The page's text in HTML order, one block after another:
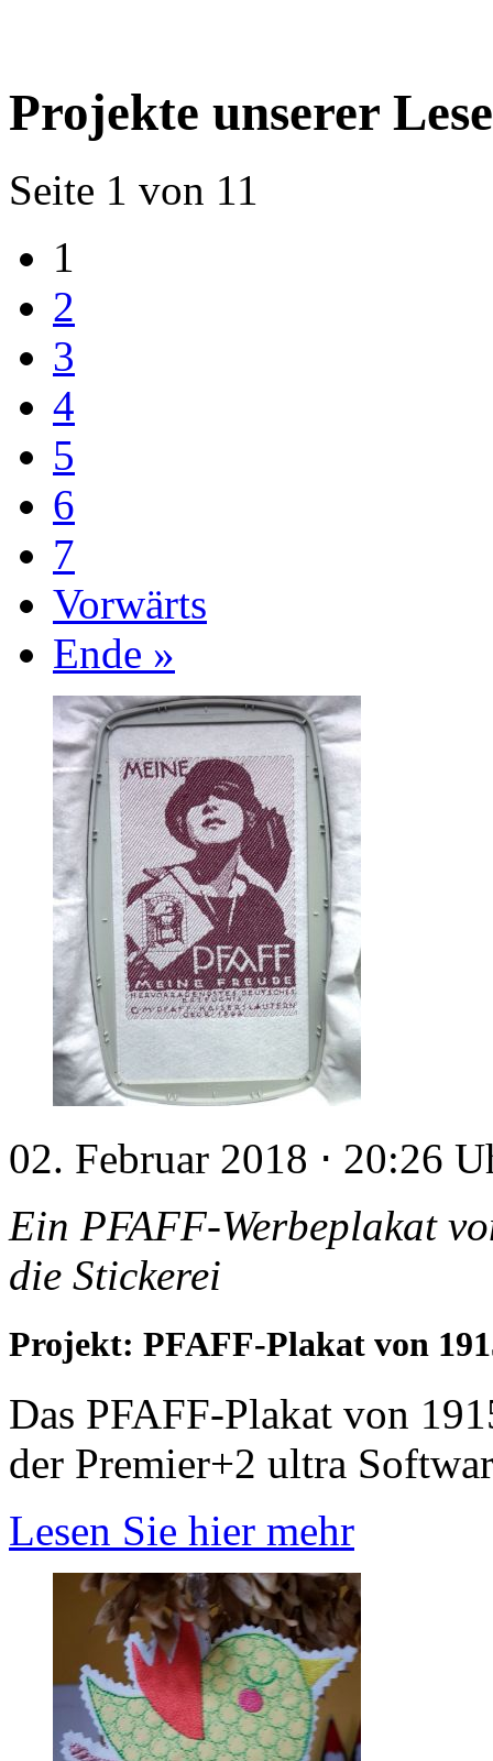
Projekte unserer
Seite 1 von 11
1
2
3
4
5
6
7
Vorwärts
Ende »
02. Februar 2018 ⋅ 20:26
Ein PFAFF-Werbeplakat
die Stickerei
Projekt: PFAFF-Plakat von
Das PFAFF-Plakat von
der Premier+2 ultra
Lesen Sie hier mehr